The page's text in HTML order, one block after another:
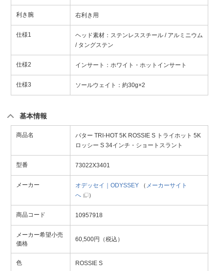
利き腕 右利き用
仕様1
ヘッド素材：ステンレススチール / アルミニウム
/ タングステン
仕様2 インサート：ホワイト・ホットインサート
仕様3 ソールウェイト：約30g×2
基本情報
商品名
パター TRI-HOT 5K ROSSIE S トライホット 5K
ロッシー S 34インチ・ショートスラント
型番 73022X3401
メーカー オデッセイ｜ODYSSEY （ メーカーサイト
へ
）
商品コード 10957918
メーカー希望小売
価格
60,500円（税込）
色 ROSSIE S